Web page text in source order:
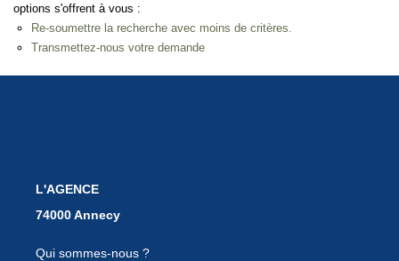
options s'offrent à vous :
Re-soumettre la recherche avec moins de critères.
Transmettez-nous votre demande
L'AGENCE
Qui sommes-nous ?